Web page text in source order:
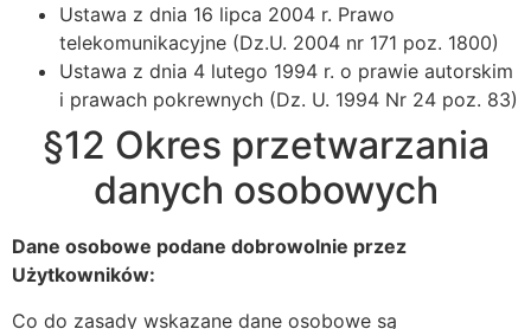
Ustawa z dnia 16 lipca 2004 r. Prawo
telekomunikacyjne (Dz.U. 2004 nr 171 poz. 1800)
Ustawa z dnia 4 lutego 1994 r. o prawie autorskim
i prawach pokrewnych (Dz. U. 1994 Nr 24 poz. 83)
§12 Okres przetwarzania
danych osobowych
Dane osobowe podane dobrowolnie przez
Użytkowników:
Co do zasady wskazane dane osobowe są